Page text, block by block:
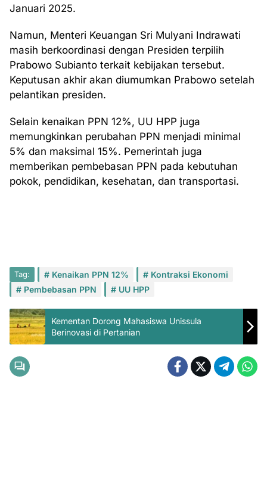
Januari 2025.
Namun, Menteri Keuangan Sri Mulyani Indrawati
masih berkoordinasi dengan Presiden terpilih
Prabowo Subianto terkait kebijakan tersebut.
Keputusan akhir akan diumumkan Prabowo setelah
pelantikan presiden.
Selain kenaikan PPN 12%, UU HPP juga
memungkinkan perubahan PPN menjadi minimal
5% dan maksimal 15%. Pemerintah juga
memberikan pembebasan PPN pada kebutuhan
pokok, pendidikan, kesehatan, dan transportasi.
Tag: Kenaikan PPN 12%
Kontraksi Ekonomi
Pembebasan PPN
UU HPP
Kementan Dorong Mahasiswa Unissula
Berinovasi di Pertanian